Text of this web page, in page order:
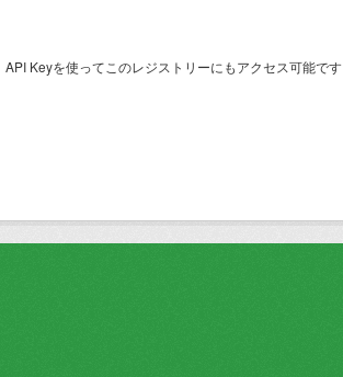
API Keyを使ってこのレジストリーにもアクセス可能です